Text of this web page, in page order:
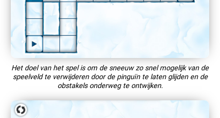
Het doel van het spel is om de sneeuw zo snel mogelijk van de
speelveld te verwijderen door de pinguïn te laten glijden en de
obstakels onderweg te ontwijken.